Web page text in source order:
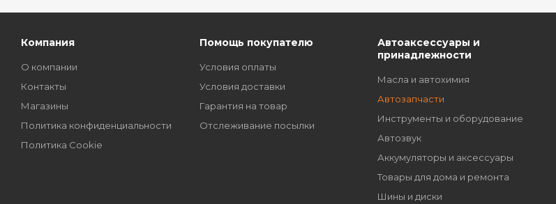
Компания
О компании
Контакты
Магазины
Политика конфиденциальности
Политика Cookie
Помощь покупателю
Условия оплаты
Условия доставки
Гарантия на товар
Отслеживание посылки
Автоаксессуары и
принадлежности
Масла и автохимия
Автозапчасти
Инструменты и оборудование
Автозвук
Аккумуляторы и аксессуары
Товары для дома и ремонта
Шины и диски